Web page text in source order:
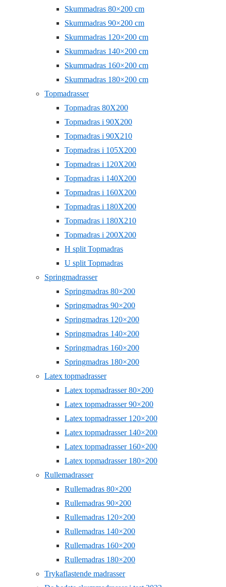
Skummadras 80×200 cm
Skummadras 90×200 cm
Skummadras 120×200 cm
Skummadras 140×200 cm
Skummadras 160×200 cm
Skummadras 180×200 cm
Topmadrasser
Topmadras 80X200
Topmadras i 90X200
Topmadras i 90X210
Topmadras i 105X200
Topmadras i 120X200
Topmadras i 140X200
Topmadras i 160X200
Topmadras i 180X200
Topmadras i 180X210
Topmadras i 200X200
H split Topmadras
U split Topmadras
Springmadrasser
Springmadras 80×200
Springmadras 90×200
Springmadras 120×200
Springmadras 140×200
Springmadras 160×200
Springmadras 180×200
Latex topmadrasser
Latex topmadrasser 80×200
Latex topmadrasser 90×200
Latex topmadrasser 120×200
Latex topmadrasser 140×200
Latex topmadrasser 160×200
Latex topmadrasser 180×200
Rullemadrasser
Rullemadras 80×200
Rullemadras 90×200
Rullemadras 120×200
Rullemadras 140×200
Rullemadras 160×200
Rullemadras 180×200
Trykaflastende madrasser